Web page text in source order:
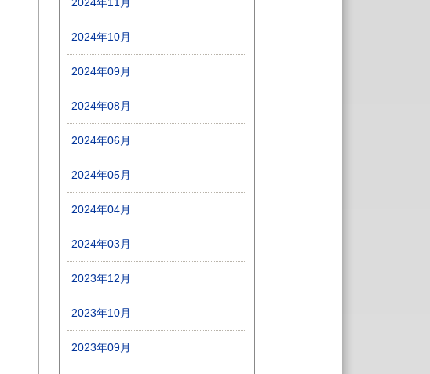
2024年11月
2024年10月
2024年09月
2024年08月
2024年06月
2024年05月
2024年04月
2024年03月
2023年12月
2023年10月
2023年09月